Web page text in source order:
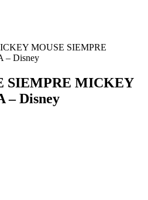
MOUSE SIEMPRE
– Disney
SIEMPRE MICKEY
– Disney